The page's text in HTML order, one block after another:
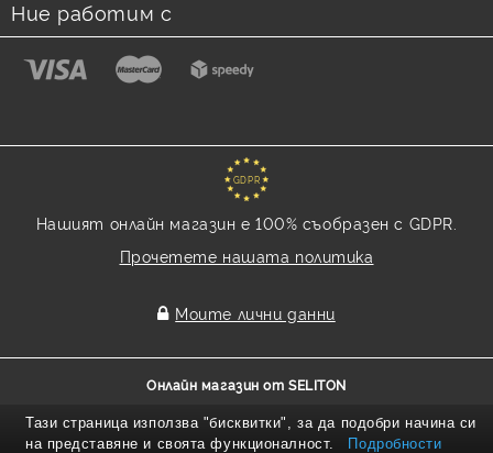
Ние работим с
GDPR
Нашият онлайн магазин е 100% съобразен с GDPR.
Прочетете нашата политика
Моите лични данни
Онлайн магазин от SELITON
Тази страница използва "бисквитки", за да подобри начина си
на представяне и своята функционалност.
Подробности